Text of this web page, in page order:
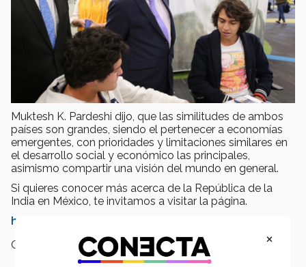
Muktesh K. Pardeshi dijo, que las similitudes de ambos
países son grandes, siendo el pertenecer a economías
emergentes, con prioridades y limitaciones similares en
el desarrollo social y económico las principales,
asimismo compartir una visión del mundo en general.
Si quieres conocer más acerca de la República de la
India en México, te invitamos a visitar la página.
http://www.indembassy.org/index_ol.php
Campus:
Santa Fe
×